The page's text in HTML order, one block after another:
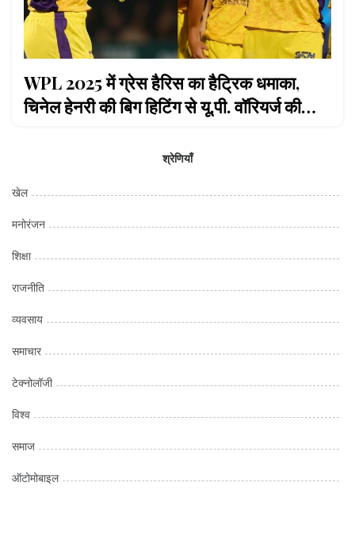
WPL 2025 में ग्रेस हैरिस का हैट्रिक धमाका,
चिनेल हेनरी की बिग हिटिंग से यू.पी. वॉरियर्ज की
श्रेणियाँ
खेल
मनोरंजन
शिक्षा
राजनीति
व्यवसाय
समाचार
टेक्नोलॉजी
विश्व
समाज
ऑटोमोबाइल